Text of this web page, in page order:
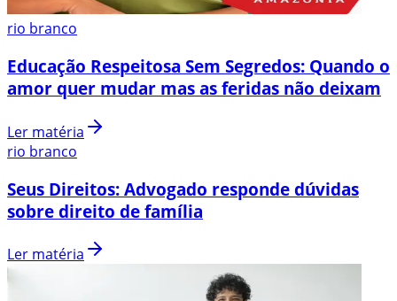
rio branco
Educação Respeitosa Sem Segredos: Quando o
amor quer mudar mas as feridas não deixam
Ler matéria
rio branco
Seus Direitos: Advogado responde dúvidas
sobre direito de família
Ler matéria